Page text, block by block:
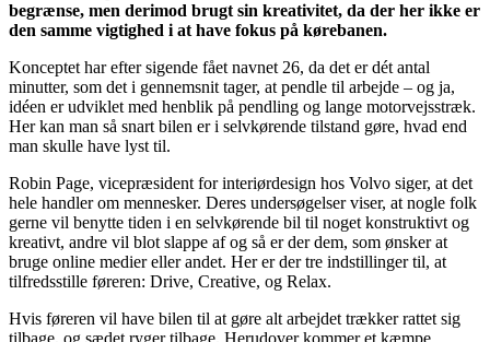
begrænse, men derimod brugt sin kreativitet, da der her ikke er
den samme vigtighed i at have fokus på kørebanen.
Konceptet har efter sigende fået navnet 26, da det er dét antal
minutter, som det i gennemsnit tager, at pendle til arbejde – og ja,
idéen er udviklet med henblik på pendling og lange motorvejsstræk.
Her kan man så snart bilen er i selvkørende tilstand gøre, hvad end
man skulle have lyst til.
Robin Page, vicepræsident for interiørdesign hos Volvo siger, at det
hele handler om mennesker. Deres undersøgelser viser, at nogle folk
gerne vil benytte tiden i en selvkørende bil til noget konstruktivt og
kreativt, andre vil blot slappe af og så er der dem, som ønsker at
bruge online medier eller andet. Her er der tre indstillinger til, at
tilfredsstille føreren: Drive, Creative, og Relax.
Hvis føreren vil have bilen til at gøre alt arbejdet trækker rattet sig
tilbage, og sædet ryger tilbage. Herudover kommer et kæmpe